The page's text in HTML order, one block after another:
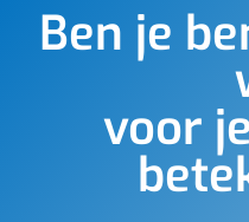
Ben je
voor